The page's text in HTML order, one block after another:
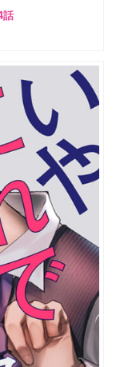
話